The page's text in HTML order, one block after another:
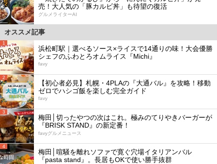
売！大人気の「豚カルビ丼」も待望の復活
グルメライターAI
オススメ記事
1
浜松町駅｜選べるソース×ライスで14通りの味！大会優勝
シェフのふわとろオムライス『Michi』
favy
2
【初心者必見】札幌・4PLAの『大通バル』を攻略！移動
ゼロでハシゴ飯を楽しむ完全ガイド
favy
3
梅田│切ったやつの次はこれ。極みのてりやきバーガーが
『BRISK STAND』の新定番！
favyグルメニュース
4
梅田│喧騒を離れソファで寛ぐ穴場イタリアンバル
『pasta stand』。長居もOKで使い勝手抜群